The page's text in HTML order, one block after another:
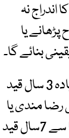
نہ
یا
بنائے گا۔
بل میں بتایا گیا ہے کہ کمسن لڑکی سے شادی پر کم سے کم 2 سال اور زیادہ سے زیادہ 3 سال قید
مندی یا
بغیر رضامندی شادی ’’ ریپ‘‘ تصور کیا جائے گا۔ نابالغ دلہن یا دولہا شادی کرنے پر 5 سے 7سال قید